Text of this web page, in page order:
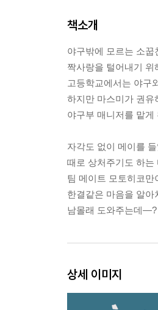
책소개
야구밖에 모르는 소
짝사랑을 털어내기 위
고등학교에서는 야구
하지만 마스미가 권유
야구부 매니저를 맡
자각도 없이 메이를
때로 상처주기도 하는
팀 메이트 모토히코만
한결같은 마음을 알아
남몰래 도와주는데―?
상세 이미지